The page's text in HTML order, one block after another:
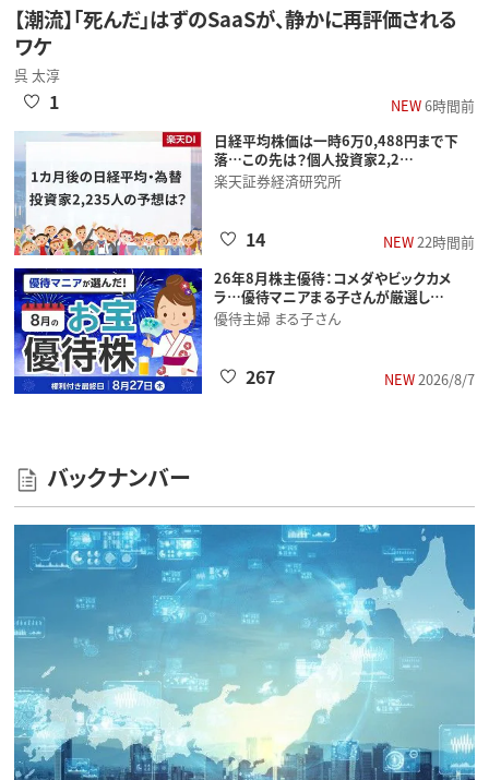
【潮流】「死んだ」はずのSaaSが、静かに再評価される
ワケ
呉 太淳
NEW6時間前
1
日経平均株価は一時6万0,488円まで下
落…この先は？個人投資家2,2…
楽天証券経済研究所
NEW22時間前
14
26年8月株主優待：コメダやビックカメ
ラ…優待マニアまる子さんが厳選し…
優待主婦 まる子さん
NEW2026/8/7
267
バックナンバー